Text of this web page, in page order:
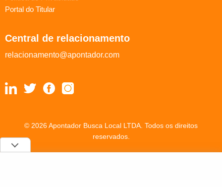
Portal do Titular
Central de relacionamento
relacionamento@apontador.com
© 2026 Apontador Busca Local LTDA. Todos os direitos
reservados.